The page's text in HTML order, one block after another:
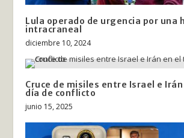
Lula operado de urgencia por una
intracraneal
diciembre 10, 2024
Cruce de misiles entre Israel e
día de conflicto
junio 15, 2025